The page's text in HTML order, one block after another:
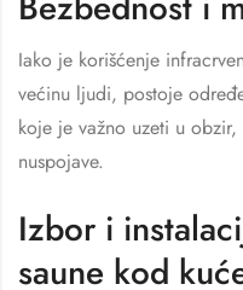
Iako je korišćenje
većinu ljudi, postoje
koje je važno uzeti u
nuspojave.
Izbor i
saune kod